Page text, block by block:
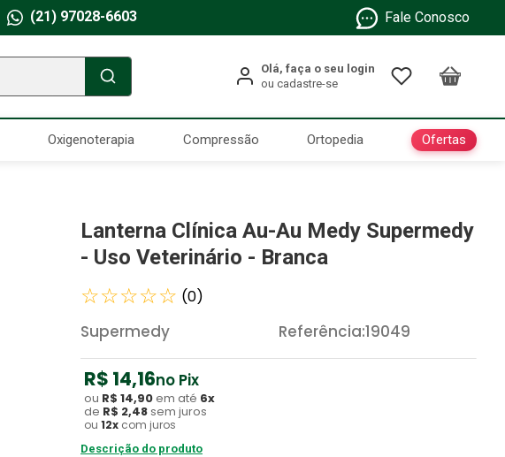
(21) 97028-6603 Fale Conosco
Oxigenoterapia Compressão Ortopedia Ofertas
Lanterna Clínica Au-Au Medy Supermedy
- Uso Veterinário - Branca
☆☆☆☆☆ (0)
Supermedy Referência:19049
R$ 14,16no Pix
ou R$ 14,90em até 6x
de R$ 2,48 sem juros
ou 12x com juros
Descrição do produto